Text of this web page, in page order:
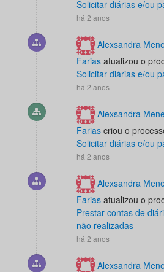
Solicitar diárias e/ou
há 2 anos
Alexsandra
Farias atualizou o
Solicitar diárias e/ou
há 2 anos
Alexsandra
Farias criou o
Solicitar diárias e/ou
há 2 anos
Alexsandra
Farias atualizou o
Prestar contas de
não realizadas
há 2 anos
Alexsandra